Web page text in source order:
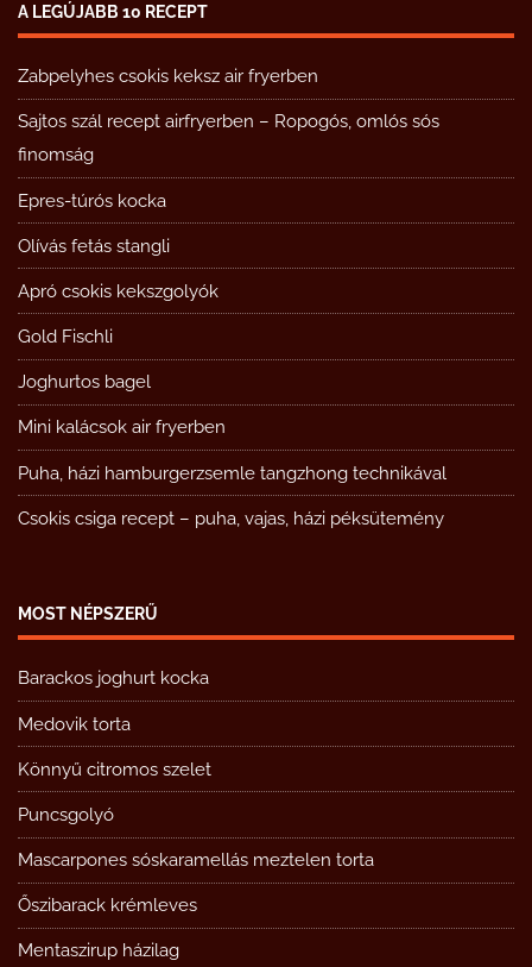
A LEGÚJABB 10 RECEPT
Zabpelyhes csokis keksz air fryerben
Sajtos szál recept airfryerben – Ropogós, omlós sós
finomság
Epres-túrós kocka
Olívás fetás stangli
Apró csokis kekszgolyók
Gold Fischli
Joghurtos bagel
Mini kalácsok air fryerben
Puha, házi hamburgerzsemle tangzhong technikával
Csokis csiga recept – puha, vajas, házi péksütemény
MOST NÉPSZERŰ
Barackos joghurt kocka
Medovik torta
Könnyű citromos szelet
Puncsgolyó
Mascarpones sóskaramellás meztelen torta
Őszibarack krémleves
Mentaszirup házilag